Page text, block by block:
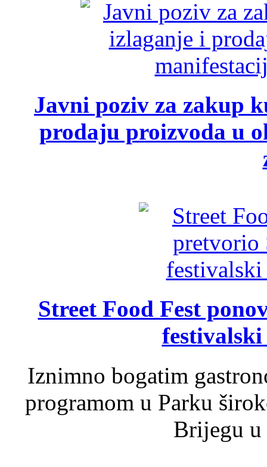
Javni poziv za zakup
prodaju proizvoda u
Street Food Fest
Iznimno bogatim
programom u Parku
Brijegu u